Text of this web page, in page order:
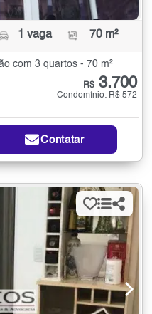
1 vaga 70 m²
com 3 quartos - 70 m²
R$ 3.700
Condomínio: R$ 572
Contatar